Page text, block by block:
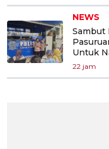
NEWS
Sambut
Untuk
22 jam